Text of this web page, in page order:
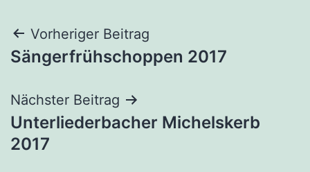
Beitragsnavigation
Vorheriger Beitrag
Sängerfrühschoppen 2017
Nächster Beitrag
Unterliederbacher Michelskerb
2017